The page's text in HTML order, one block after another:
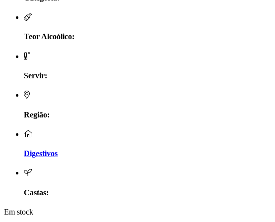
Teor Alcoólico:
Servir:
Região:
Digestivos
Castas:
Em stock